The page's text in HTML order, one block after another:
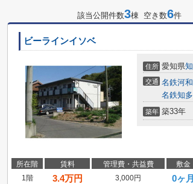
該当公開件数3棟 空き数6件
ビーラインイソベ
住所 愛知県
交通 名鉄河
名鉄知
築年 築33年
所在階 賃料 管理費・共益費 敷金
1階
3.4万円 3,000円 0ヶ月